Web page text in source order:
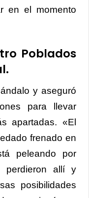
en el momento
Poblados
y aseguró
para llevar
apartadas. «El
frenado en
peleando por
perdieron allí y
posibilidades